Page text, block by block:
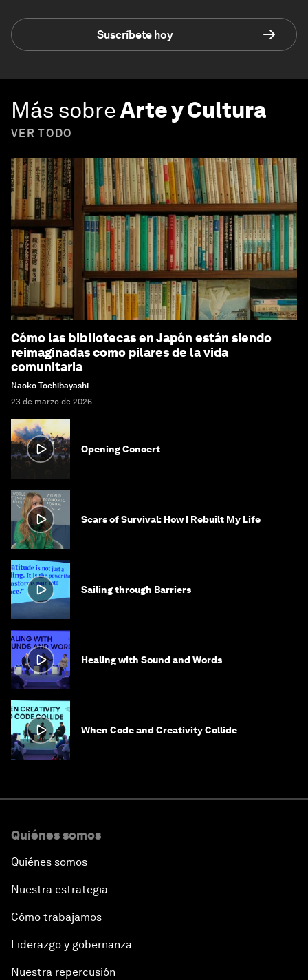
Suscríbete hoy
Más sobreArte y Cultura
VER TODO
Cómo las bibliotecas en Japón están siendo
reimaginadas como pilares de la vida
comunitaria
Naoko Tochibayashi
23 de marzo de 2026
Opening Concert
Scars of Survival: How I Rebuilt My Life
Sailing through Barriers
Healing with Sound and Words
When Code and Creativity Collide
Quiénes somos
Quiénes somos
Nuestra estrategia
Cómo trabajamos
Liderazgo y gobernanza
Nuestra repercusión